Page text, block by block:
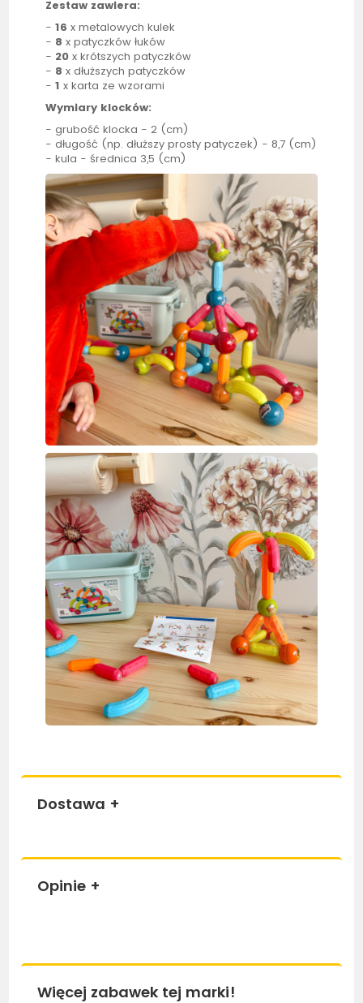
Zestaw zawiera:
-16 x metalowych kulek
- 8 x patyczków łuków
- 20 x krótszych patyczków
- 8 x dłuższych patyczków
-1 x karta ze wzorami
Wymiary klocków:
- grubość klocka - 2 (cm)
- długość (np. dłuższy prosty patyczek) - 8,7 (cm)
- kula - średnica 3,5 (cm)
Dostawa +
Opinie +
Więcej zabawek tej marki!